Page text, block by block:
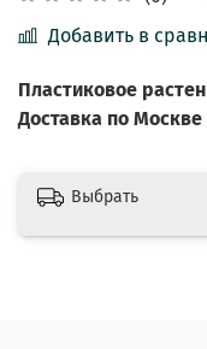
Добавить в
Пластиковое
Доставка по
Выбрать